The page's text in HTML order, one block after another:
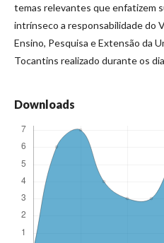
temas relevantes que enfatizem
intrínseco a responsabilidade do
Ensino, Pesquisa e Extensão da
Tocantins realizado durante os
Downloads